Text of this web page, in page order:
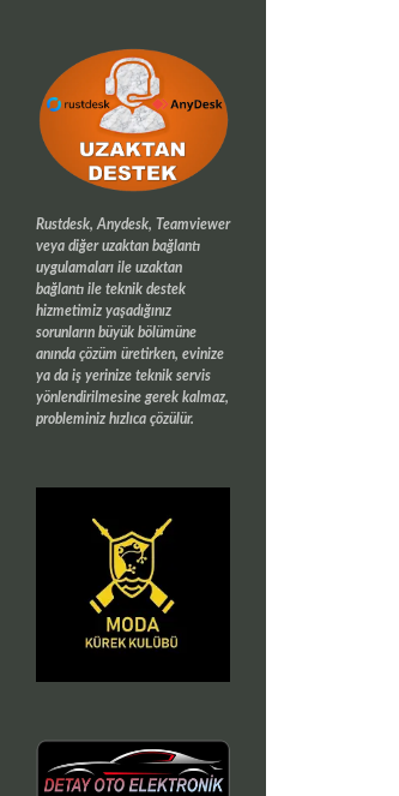
Rustdesk, Anydesk, Teamviewer
veya diğer uzaktan bağlantı
uygulamaları ile uzaktan
bağlantı ile teknik destek
hizmetimiz yaşadığınız
sorunların büyük bölümüne
anında çözüm üretirken, evinize
ya da iş yerinize teknik servis
yönlendirilmesine gerek kalmaz,
probleminiz hızlıca çözülür.